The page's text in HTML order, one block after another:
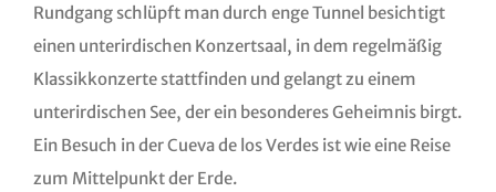
Rundgang schlüpft man durch enge Tunnel besichtigt
einen unterirdischen Konzertsaal, in dem regelmäßig
Klassikkonzerte stattfinden und gelangt zu einem
unterirdischen See, der ein besonderes Geheimnis birgt.
Ein Besuch in der Cueva de los Verdes ist wie eine Reise
zum Mittelpunkt der Erde.